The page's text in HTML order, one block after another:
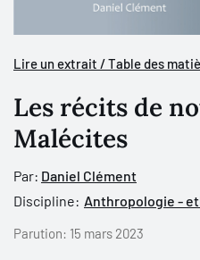
Lire un extrait / Table des
Les récits de
Malécites
Par: Daniel Clément
Discipline: Anthropologie -
Parution: 15 mars 2023